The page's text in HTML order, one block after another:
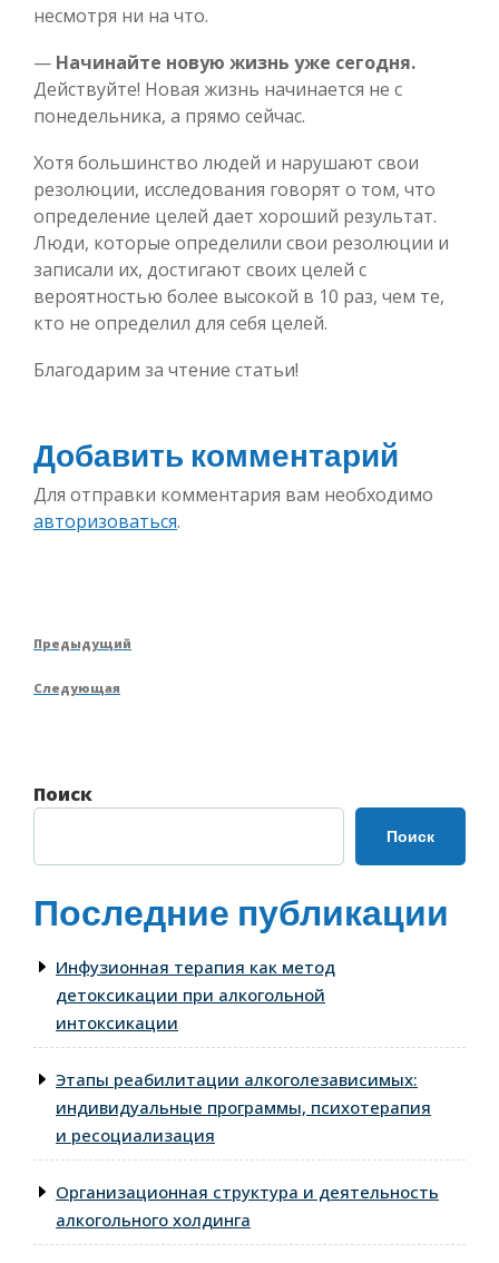
несмотря ни на что.
— Начинайте новую жизнь уже сегодня.
Действуйте! Новая жизнь начинается не с
понедельника, а прямо сейчас.
Хотя большинство людей и нарушают свои
резолюции, исследования говорят о том, что
определение целей дает хороший результат.
Люди, которые определили свои резолюции и
записали их, достигают своих целей с
вероятностью более высокой в 10 раз, чем те,
кто не определил для себя целей.
Благодарим за чтение статьи!
Добавить комментарий
Для отправки комментария вам необходимо
авторизоваться.
Навигация
по
записям
Предыдущая
Предыдущий
Следующая
Следующая
Поиск
Поиск
Последние публикации
Инфузионная терапия как метод
детоксикации при алкогольной
интоксикации
Этапы реабилитации алкоголезависимых:
индивидуальные программы, психотерапия
и ресоциализация
Организационная структура и деятельность
алкогольного холдинга